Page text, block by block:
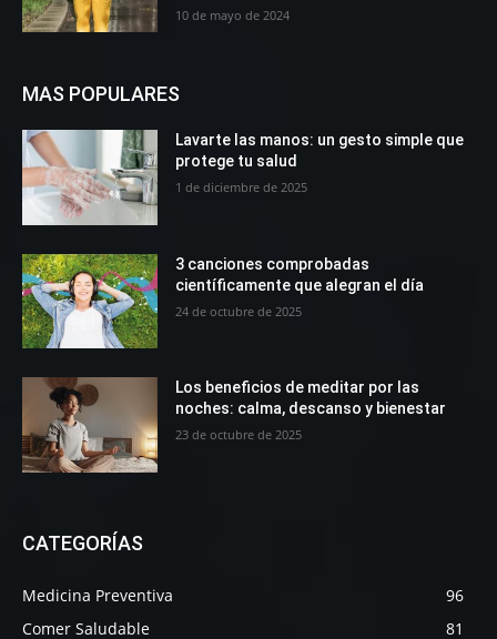
10 de mayo de 2024
MAS POPULARES
Lavarte las manos: un gesto simple que
protege tu salud
1 de diciembre de 2025
3 canciones comprobadas
científicamente que alegran el día
24 de octubre de 2025
Los beneficios de meditar por las
noches: calma, descanso y bienestar
23 de octubre de 2025
CATEGORÍAS
Medicina Preventiva
96
Comer Saludable
81